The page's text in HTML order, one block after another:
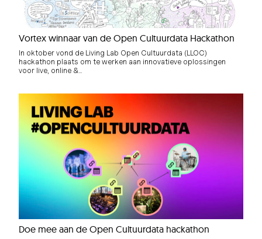
Vortex winnaar van de Open Cultuurdata Hackathon
In oktober vond de Living Lab Open Cultuurdata (LLOC)
hackathon plaats om te werken aan innovatieve oplossingen
voor live, online &…
Doe mee aan de Open Cultuurdata hackathon